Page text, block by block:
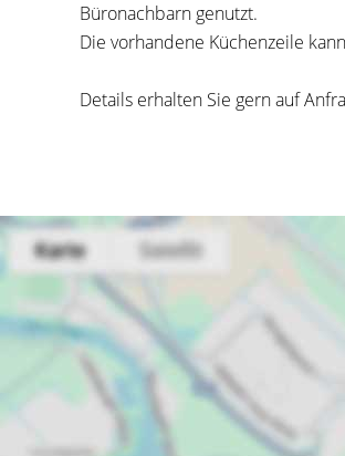
Büronachbarn genutzt.
Die vorhandene Küchenzeile
Details erhalten Sie gern auf